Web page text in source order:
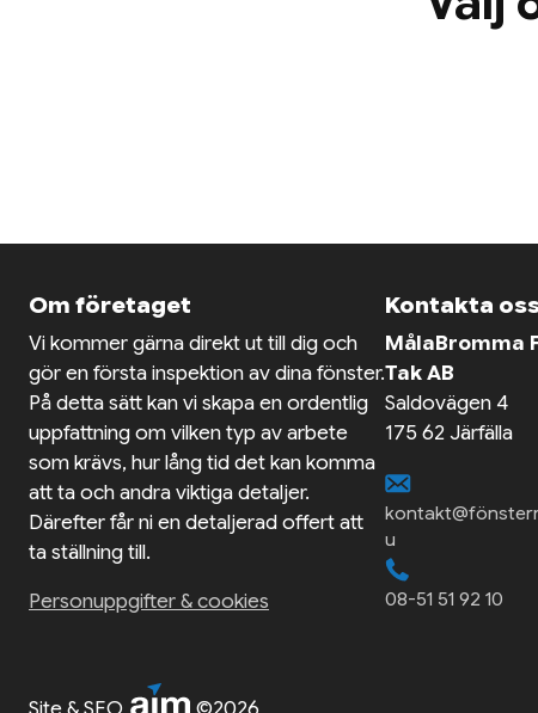
Om företaget
Vi kommer gärna direkt ut till dig och
gör en första inspektion av dina fönster.
På detta sätt kan vi skapa en ordentlig
uppfattning om vilken typ av arbete
som krävs, hur lång tid det kan komma
att ta och andra viktiga detaljer.
Därefter får ni en detaljerad offert att
ta ställning till.
Personuppgifter & cookies
Kontakta
MålaBromma
Tak AB
Saldovägen 4
175 62 Järfälla
u
08-51 51 92 10